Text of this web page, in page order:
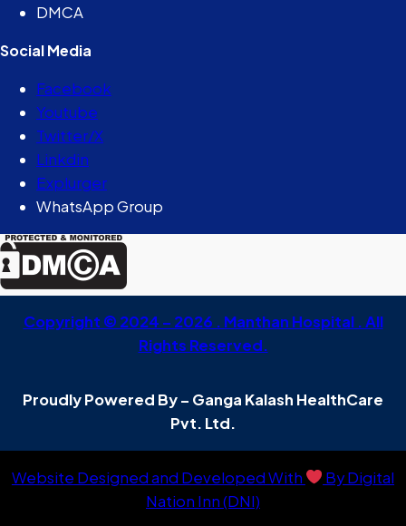
DMCA
Social Media
Facebook
Youtube
Twitter/X
Linkdin
Explurger
WhatsApp Group
Copyright © 2024 – 2026 . Manthan Hospital . All
Rights Reserved.
Proudly Powered By – Ganga Kalash HealthCare
Pvt. Ltd.
Website Designed and Developed With
By Digital
Nation Inn (DNI)